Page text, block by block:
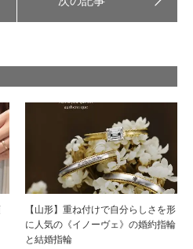
【山形】重ね付けで自分らしさを形
に人気の《イノーヴェ》の婚約指輪
と結婚指輪